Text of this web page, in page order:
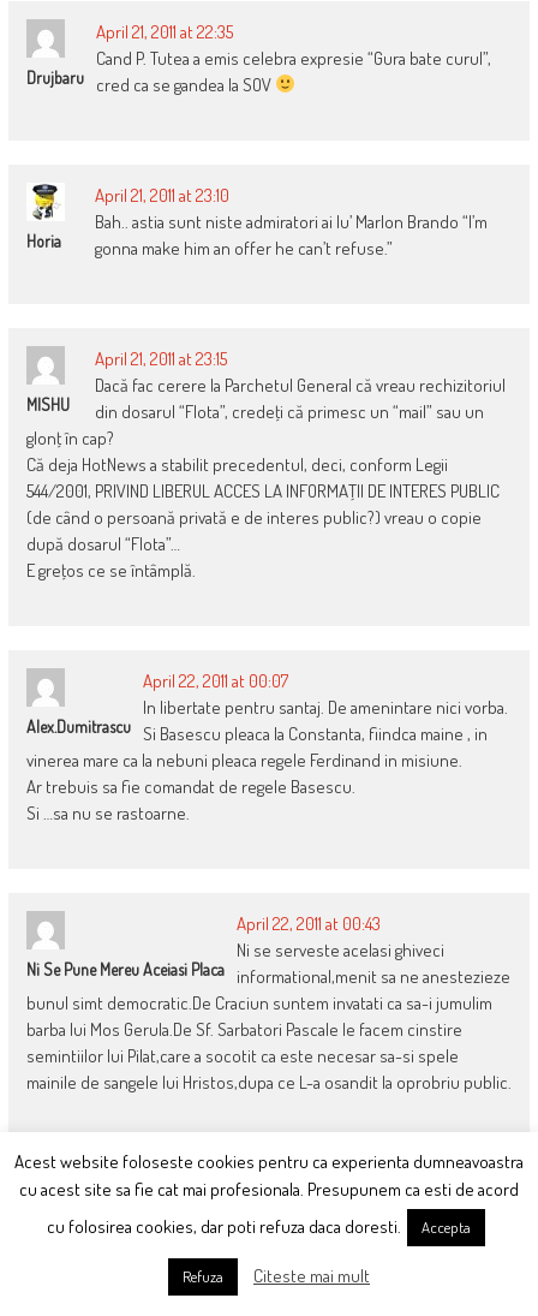
Drujbaru
April 21, 2011 at 22:35
Cand P. Tutea a emis celebra expresie “Gura bate curul”,
cred ca se gandea la SOV
Horia
April 21, 2011 at 23:10
Bah.. astia sunt niste admiratori ai lu’ Marlon Brando “I’m
gonna make him an offer he can’t refuse.”
MISHU
April 21, 2011 at 23:15
Dacă fac cerere la Parchetul General că vreau rechizitoriul
din dosarul “Flota”, credeţi că primesc un “mail” sau un
glonţ în cap?
Că deja HotNews a stabilit precedentul, deci, conform Legii
544/2001, PRIVIND LIBERUL ACCES LA INFORMAŢII DE INTERES PUBLIC
(de când o persoană privată e de interes public?) vreau o copie
după dosarul “Flota”…
E greţos ce se întâmplă.
Alex.dumitrascu
April 22, 2011 at 00:07
In libertate pentru santaj. De amenintare nici vorba.
Si Basescu pleaca la Constanta, fiindca maine , in
vinerea mare ca la nebuni pleaca regele Ferdinand in misiune.
Ar trebuis sa fie comandat de regele Basescu.
Si …sa nu se rastoarne.
Ni Se Pune Mereu Aceiasi Placa
April 22, 2011 at 00:43
Ni se serveste acelasi ghiveci
informational,menit sa ne anestezieze
bunul simt democratic.De Craciun suntem invatati ca sa-i jumulim
barba lui Mos Gerula.De Sf. Sarbatori Pascale le facem cinstire
semintiilor lui Pilat,care a socotit ca este necesar sa-si spele
mainile de sangele lui Hristos,dupa ce L-a osandit la oprobriu public.
Friv
April 22, 2011 at 01:20
Prea multe spectacole deodată,la ce să ne uităm mai
Acest website foloseste cookies pentru ca experienta dumneavoastra
cu acest site sa fie cat mai profesionala. Presupunem ca esti de acord
cu folosirea cookies, dar poti refuza daca doresti.
Accepta
Refuza Citeste mai mult